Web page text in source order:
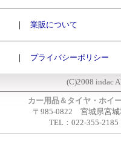
｜ 業販について
｜ プライバシーポリシー
(C)2008 indac
カー用品＆タイヤ・ホイ
〒985-0822 宮城県宮城
TEL：022-355-